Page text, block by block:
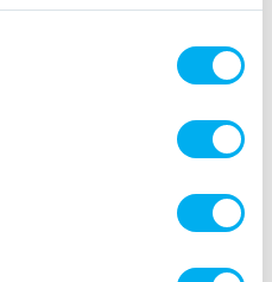
Filterkartuschen